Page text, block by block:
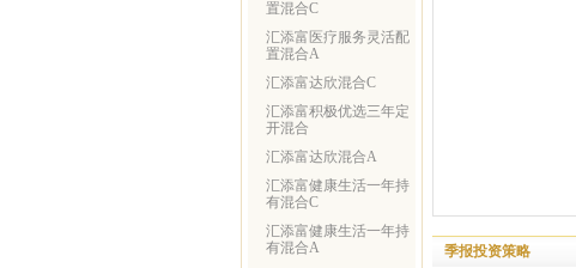
置混合C
汇添富医疗服务灵活配
置混合A
汇添富达欣混合C
汇添富积极优选三年定
开混合
汇添富达欣混合A
汇添富健康生活一年持
有混合C
汇添富健康生活一年持
有混合A
季报投资策略